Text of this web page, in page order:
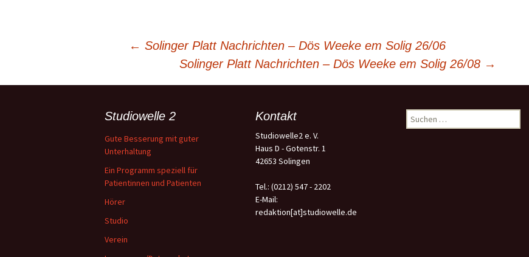
Beitragsnavigation
← Solinger Platt Nachrichten – Dös Weeke em Solig 26/06
Solinger Platt Nachrichten – Dös Weeke em Solig 26/08 →
Studiowelle 2
Gute Besserung mit guter
Unterhaltung
Ein Programm speziell für
Patientinnen und Patienten
Hörer
Studio
Verein
Kontakt
Studiowelle2 e. V.
Haus D - Gotenstr. 1
42653 Solingen
Tel.: (0212) 547 - 2202
E-Mail:
redaktion[at]studiowelle.de
Suchen
nach: